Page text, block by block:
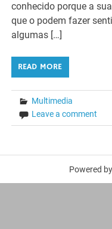
conhecido porque a
que o podem fazer
algumas […]
READ MORE
Multimedia
Leave a comment
Powered by